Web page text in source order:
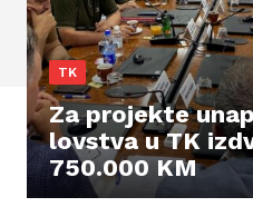
TK
Za projekte
lovstva u TK
750.000 KM